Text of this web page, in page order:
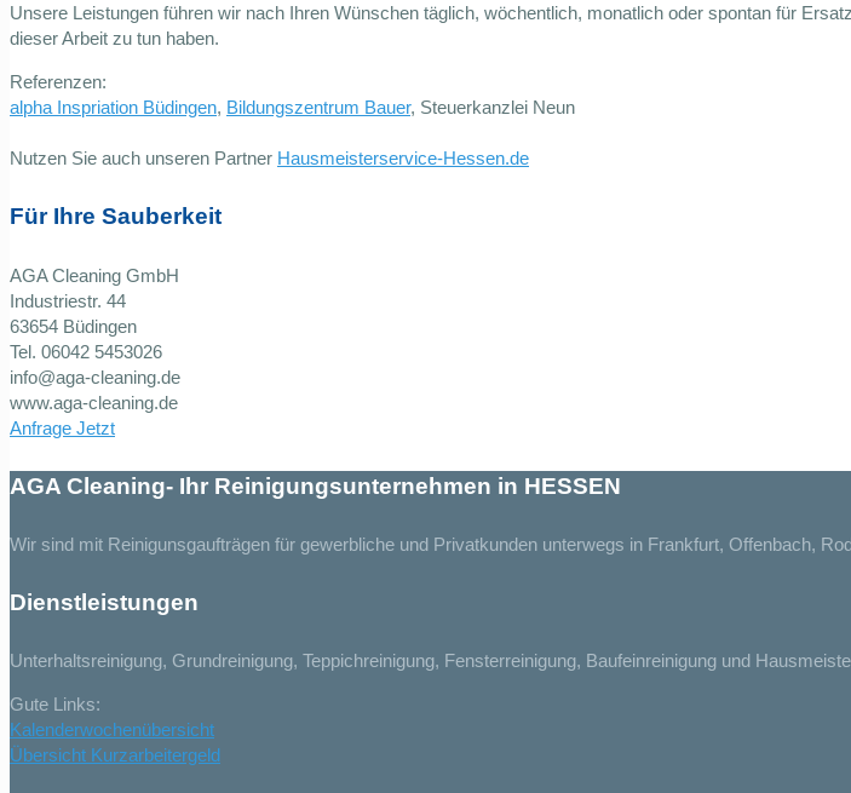
Unsere Leistungen führen wir nach Ihren Wünschen täglich, wöchentlich, monatlich oder spontan für
dieser Arbeit zu tun haben.
Referenzen:
alpha Inspriation Büdingen, Bildungszentrum Bauer, Steuerkanzlei Neun
Nutzen Sie auch unseren Partner Hausmeisterservice-Hessen.de
Für Ihre Sauberkeit
AGA Cleaning GmbH
Industriestr. 44
63654 Büdingen
Tel. 06042 5453026
info@aga-cleaning.de
www.aga-cleaning.de
Anfrage Jetzt
AGA Cleaning- Ihr Reinigungsunternehmen in HESSEN
Wir sind mit Reinigunsgaufträgen für gewerbliche und Privatkunden unterwegs in Frankfurt, Offenbach,
Dienstleistungen
Unterhaltsreinigung, Grundreinigung, Teppichreinigung, Fensterreinigung, Baufeinreinigung und
Gute Links:
Kalenderwochenübersicht
Übersicht Kurzarbeitergeld